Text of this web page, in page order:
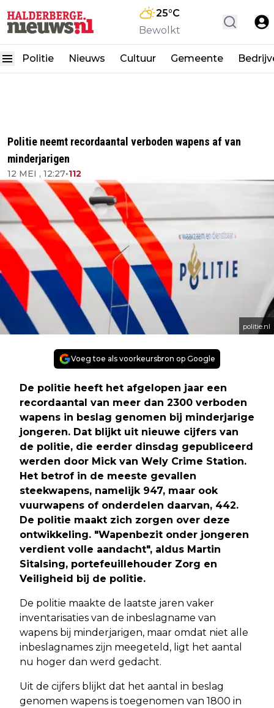
25°C
Bewolkt
Politie Nieuws Cultuur Gemeente
Politie neemt recordaantal verboden wapens af van
minderjarigen
12 MEI , 12:27•112
politie.nl
Voeg toe als voorkeursbron op Google
De politie heeft het afgelopen jaar een
recordaantal van meer dan 2300 verboden
wapens in beslag genomen bij minderjarige
jongeren. Dat blijkt uit nieuwe cijfers van
de politie, die eerder dinsdag gepubliceerd
werden door Mick van Wely Crime Station.
Het betrof in de meeste gevallen
steekwapens, namelijk 947, maar ook
vuurwapens of onderdelen daarvan, 442.
De politie maakt zich zorgen over deze
ontwikkeling. "Wapenbezit onder jongeren
verdient volle aandacht", aldus Martin
Sitalsing, portefeuillehouder Zorg en
Veiligheid bij de politie.
De politie maakte de laatste jaren vaker
inventarisaties van de inbeslagname van
wapens bij minderjarigen, maar omdat niet alle
inbeslagnames zijn meegeteld, ligt het aantal
nu hoger dan werd gedacht.
Uit de cijfers blijkt dat het aantal in beslag
genomen wapens is toegenomen van 1800 in